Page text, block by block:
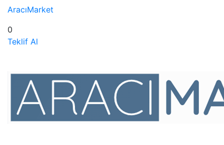
AracıMarket
0
Teklif Al